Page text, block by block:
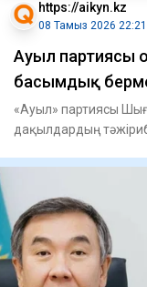
https://aikyn.kz
08 Тамыз 2026 22:21
Ауыл партиясы
басымдық
«Ауыл» партиясы
дақылдардың